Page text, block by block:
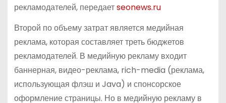
рекламодателей, передаетseonews.ru
Второй по объему затрат является медийная
реклама, которая составляет треть бюджетов
рекламодателей. В медийную рекламу входит
баннерная, видео-реклама, rich-media (реклама,
использующая флэш и Java) и спонсорское
оформление страницы. Но в медийную рекламу в